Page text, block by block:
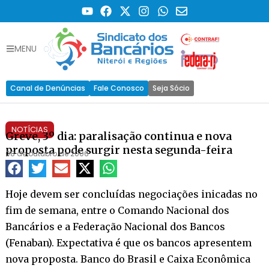
MENU
Canal de Denúncias Fale Conosco Seja Sócio
NOTÍCIAS
Greve, 3º dia: paralisação continua e nova
proposta pode surgir nesta segunda-feira
08 de outubro de 2006
Hoje devem ser concluídas negociações inicadas no
fim de semana, entre o Comando Nacional dos
Bancários e a Federação Nacional dos Bancos
(Fenaban). Expectativa é que os bancos apresentem
nova proposta. Banco do Brasil e Caixa Econômica